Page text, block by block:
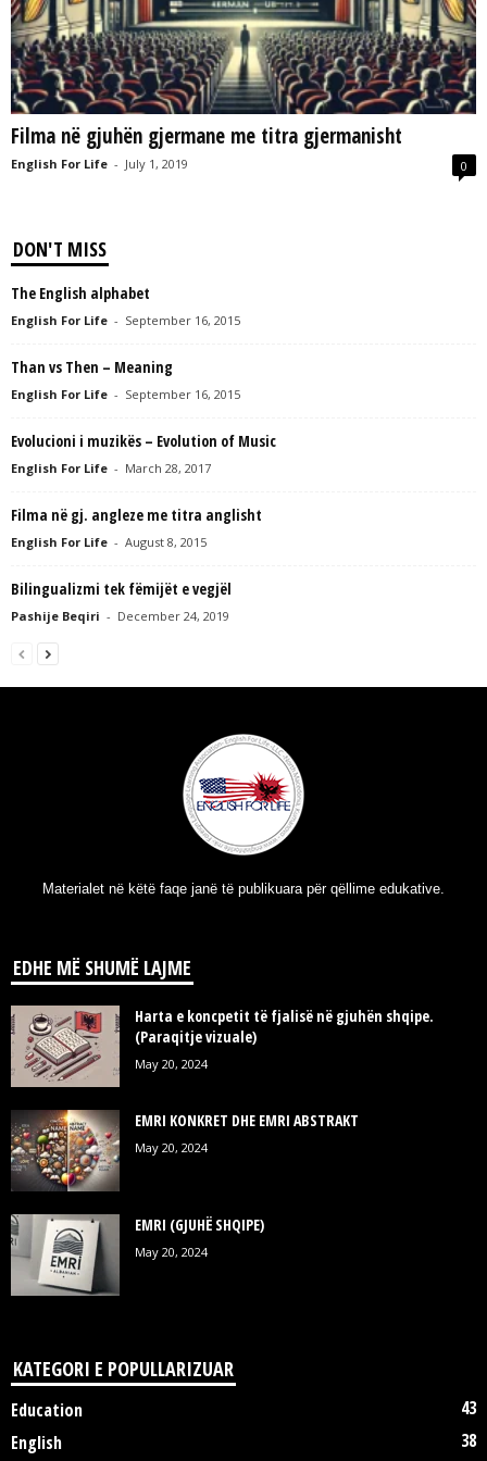
Filma në gjuhën gjermane me titra gjermanisht
English For Life - July 1, 2019 0
DON'T MISS
The English alphabet
English For Life - September 16, 2015
Than vs Then – Meaning
English For Life - September 16, 2015
Evolucioni i muzikës – Evolution of Music
English For Life - March 28, 2017
Filma në gj. angleze me titra anglisht
English For Life - August 8, 2015
Bilingualizmi tek fëmijët e vegjël
Pashije Beqiri - December 24, 2019
Materialet në këtë faqe janë të publikuara për qëllime edukative.
EDHE MË SHUMË LAJME
Harta e koncpetit të fjalisë në gjuhën shqipe.
(Paraqitje vizuale)
May 20, 2024
EMRI KONKRET DHE EMRI ABSTRAKT
May 20, 2024
EMRI (GJUHË SHQIPE)
May 20, 2024
KATEGORI E POPULLARIZUAR
Education
43
English
38